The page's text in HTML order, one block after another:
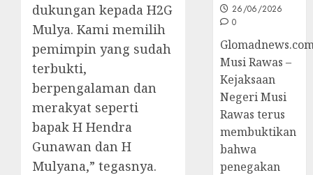
dukungan kepada H2G
Mulya. Kami memilih
pemimpin yang sudah
terbukti,
berpengalaman dan
merakyat seperti
bapak H Hendra
Gunawan dan H
Mulyana,” tegasnya.
26/06/2026
0
Musi Rawas –
Kejaksaan
Negeri Musi
Rawas terus
membuktikan
bahwa
penegakan